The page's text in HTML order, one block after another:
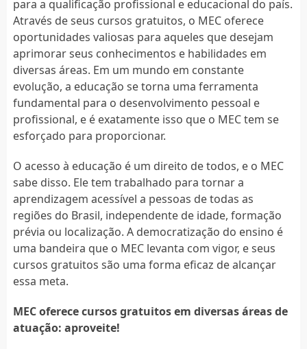
para a qualificação profissional e educacional do país.
Através de seus cursos gratuitos, o MEC oferece
oportunidades valiosas para aqueles que desejam
aprimorar seus conhecimentos e habilidades em
diversas áreas. Em um mundo em constante
evolução, a educação se torna uma ferramenta
fundamental para o desenvolvimento pessoal e
profissional, e é exatamente isso que o MEC tem se
esforçado para proporcionar.
O acesso à educação é um direito de todos, e o MEC
sabe disso. Ele tem trabalhado para tornar a
aprendizagem acessível a pessoas de todas as
regiões do Brasil, independente de idade, formação
prévia ou localização. A democratização do ensino é
uma bandeira que o MEC levanta com vigor, e seus
cursos gratuitos são uma forma eficaz de alcançar
essa meta.
MEC oferece cursos gratuitos em diversas áreas de
atuação: aproveite!